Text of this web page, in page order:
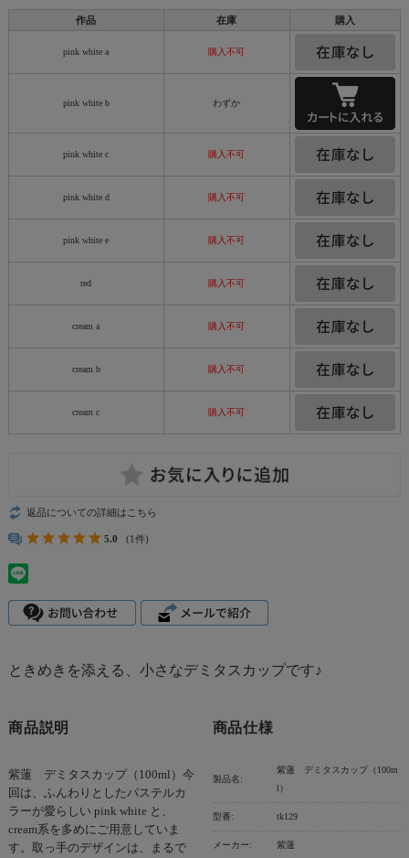
作品 在庫 購入
pink white a 購入不可
pink white b わずか
pink white c 購入不可
pink white d 購入不可
pink white e 購入不可
red 購入不可
cream a 購入不可
cream b 購入不可
cream c 購入不可
返品についての詳細はこちら
5.0 (1件)
ときめきを添える、小さなデミタスカップです♪
商品説明
紫蓮 デミタスカップ（100ml）今
回は、ふんわりとしたパステルカ
ラーが愛らしい pink white と、
cream系を多めにご用意していま
す。取っ手のデザインは、まるで
商品仕様
製品名:
紫蓮 デミタスカップ（100m
l）
型番: tk129
メーカー: 紫蓮